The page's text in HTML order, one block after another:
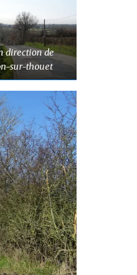
direction de
sur-thouet